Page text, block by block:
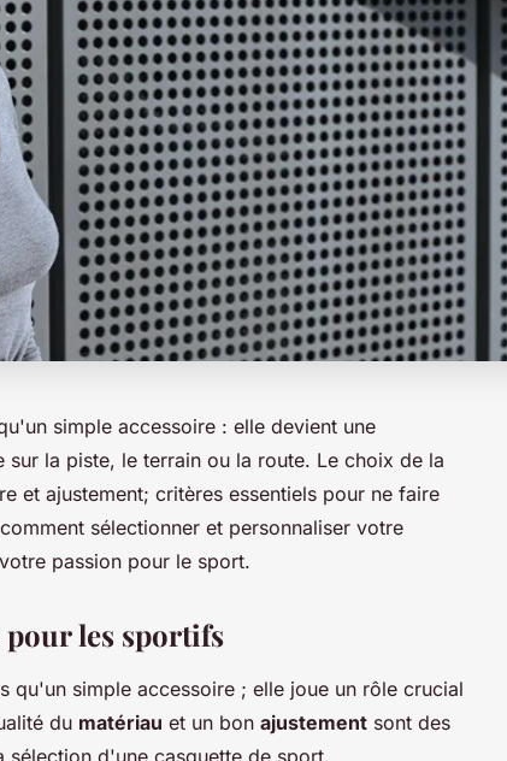
simple accessoire : elle devient une
la piste, le terrain ou la route. Le choix de la
et ajustement; critères essentiels pour ne faire
sélectionner et personnaliser votre
passion pour le sport.
pour les sportifs
qu'un simple accessoire ; elle joue un rôle crucial
du matériau et un bon ajustement sont des